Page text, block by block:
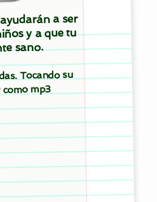
a ser
y a que tu
sano.
Tocando su
mp3